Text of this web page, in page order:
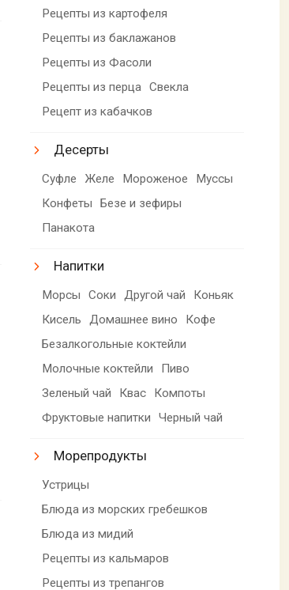
Рецепты из картофеля
Рецепты из баклажанов
Рецепты из Фасоли
Рецепты из перца Свекла
Рецепт из кабачков
Десерты
Суфле Желе Мороженое
Муссы
Конфеты
Безе и зефиры
Панакота
Напитки
Морсы Соки Другой чай
Коньяк
Кисель
Домашнее вино
Кофе
Безалкогольные коктейли
Молочные коктейли
Пиво
Зеленый чай
Квас
Компоты
Фруктовые напитки
Черный чай
Морепродукты
Устрицы
Блюда из морских гребешков
Блюда из мидий
Рецепты из кальмаров
Рецепты из трепангов